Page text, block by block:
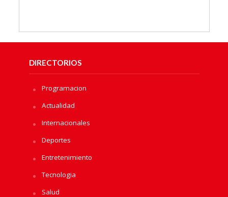
DIRECTORIOS
Programacion
Actualidad
Internacionales
Deportes
Entretenimiento
Tecnologia
Salud